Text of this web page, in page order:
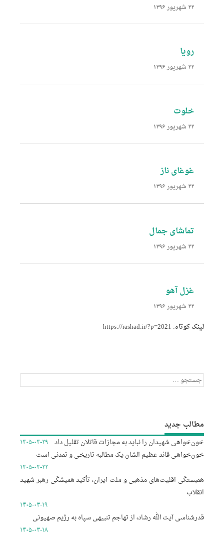
۲۲ شهریور ۱۳۹۶
رویا
۲۲ شهریور ۱۳۹۶
خلوت
۲۲ شهریور ۱۳۹۶
غوغای ناز
۲۲ شهریور ۱۳۹۶
تماشای جمال
۲۲ شهریور ۱۳۹۶
غزل آهو
۲۲ شهریور ۱۳۹۶
لینک کوتاه: https://rashad.ir/?p=2021
جستجو
برای:
مطالب جدید
خون‌خواهی شهیدان را نباید به مجازات قاتلان تقلیل داد ۱۴۰۵-۰۴-۲۹
خون‌خواهی قائد عظیم الشان یک مطالبه تاریخی و تمدنی است
۱۴۰۵-۰۴-۲۲
همبستگی اقلیت‌های مذهبی و ملت ایران، تأکید همیشگی رهبر شهید
انقلاب
۱۴۰۵-۰۳-۱۹
قدرشناسی آیت الله رشاد، از تهاجم تنبیهی سپاه به رژیم صهیونی
۱۴۰۵-۰۳-۱۸